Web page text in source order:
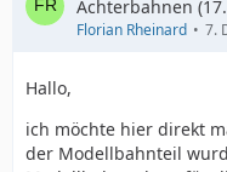
Achterbahnen
Florian Rheinard 7.
Hallo,
ich möchte hier direkt
der Modellbahnteil